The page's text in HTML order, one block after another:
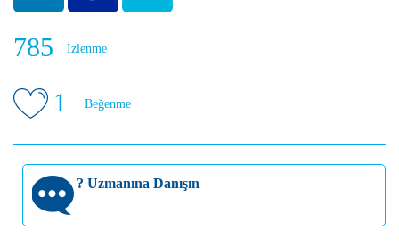
785 İzlenme
1 Beğenme
? Uzmanına Danışın